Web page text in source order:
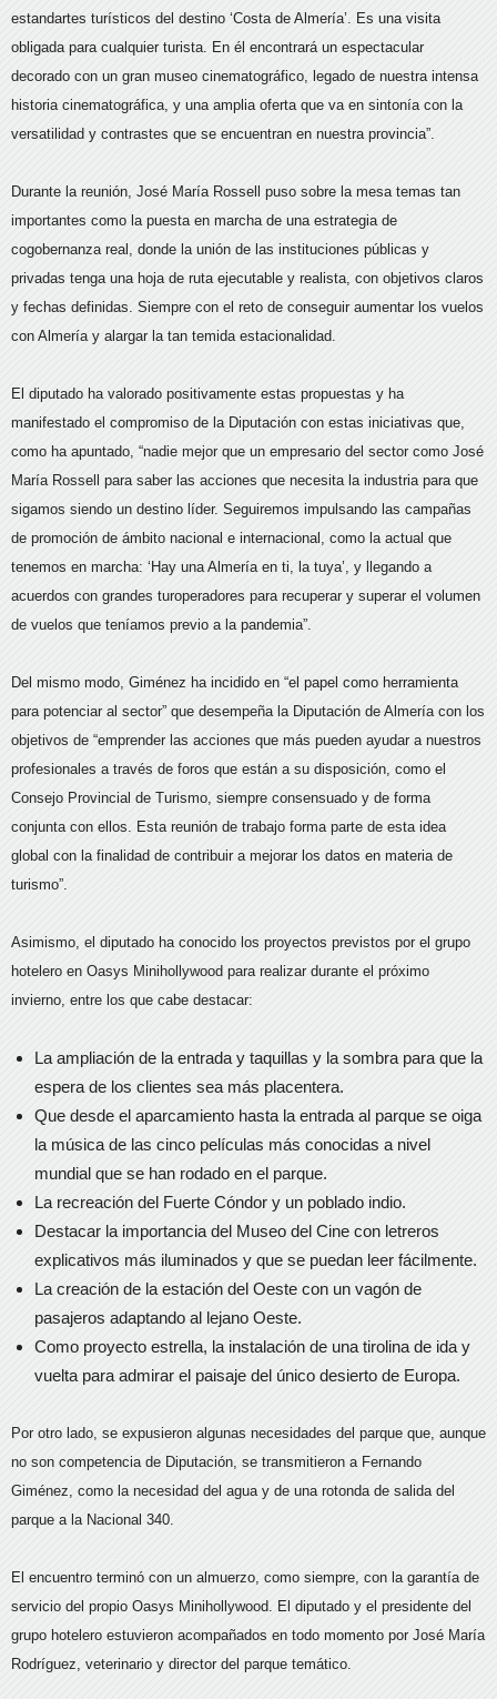
estandartes turísticos del destino ‘Costa de Almería’. Es una visita
obligada para cualquier turista. En él encontrará un espectacular
decorado con un gran museo cinematográfico, legado de nuestra intensa
historia cinematográfica, y una amplia oferta que va en sintonía con la
versatilidad y contrastes que se encuentran en nuestra provincia”.
Durante la reunión, José María Rossell puso sobre la mesa temas tan
importantes como la puesta en marcha de una estrategia de
cogobernanza real, donde la unión de las instituciones públicas y
privadas tenga una hoja de ruta ejecutable y realista, con objetivos claros
y fechas definidas. Siempre con el reto de conseguir aumentar los vuelos
con Almería y alargar la tan temida estacionalidad.
El diputado ha valorado positivamente estas propuestas y ha
manifestado el compromiso de la Diputación con estas iniciativas que,
como ha apuntado, “nadie mejor que un empresario del sector como José
María Rossell para saber las acciones que necesita la industria para que
sigamos siendo un destino líder. Seguiremos impulsando las campañas
de promoción de ámbito nacional e internacional, como la actual que
tenemos en marcha: ‘Hay una Almería en ti, la tuya’, y llegando a
acuerdos con grandes turoperadores para recuperar y superar el volumen
de vuelos que teníamos previo a la pandemia”.
Del mismo modo, Giménez ha incidido en “el papel como herramienta
para potenciar al sector” que desempeña la Diputación de Almería con los
objetivos de “emprender las acciones que más pueden ayudar a nuestros
profesionales a través de foros que están a su disposición, como el
Consejo Provincial de Turismo, siempre consensuado y de forma
conjunta con ellos. Esta reunión de trabajo forma parte de esta idea
global con la finalidad de contribuir a mejorar los datos en materia de
turismo”.
Asimismo, el diputado ha conocido los proyectos previstos por el grupo
hotelero en Oasys Minihollywood para realizar durante el próximo
invierno, entre los que cabe destacar:
La ampliación de la entrada y taquillas y la sombra para que la
espera de los clientes sea más placentera.
Que desde el aparcamiento hasta la entrada al parque se oiga
la música de las cinco películas más conocidas a nivel
mundial que se han rodado en el parque.
La recreación del Fuerte Cóndor y un poblado indio.
Destacar la importancia del Museo del Cine con letreros
explicativos más iluminados y que se puedan leer fácilmente.
La creación de la estación del Oeste con un vagón de
pasajeros adaptando al lejano Oeste.
Como proyecto estrella, la instalación de una tirolina de ida y
vuelta para admirar el paisaje del único desierto de Europa.
Por otro lado, se expusieron algunas necesidades del parque que, aunque
no son competencia de Diputación, se transmitieron a Fernando
Giménez, como la necesidad del agua y de una rotonda de salida del
parque a la Nacional 340.
El encuentro terminó con un almuerzo, como siempre, con la garantía de
servicio del propio Oasys Minihollywood. El diputado y el presidente del
grupo hotelero estuvieron acompañados en todo momento por José María
Rodríguez, veterinario y director del parque temático.